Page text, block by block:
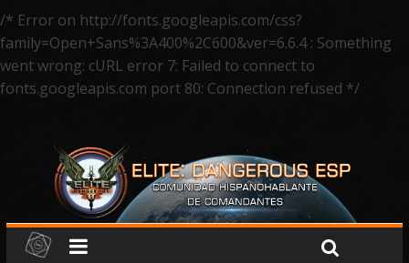
/* Error on http://fonts.googleapis.com/css?
family=Open+Sans%3A400%2C600&ver=6.6.4 : Something
went wrong: cURL error 7: Failed to connect to
fonts.googleapis.com port 80: Connection refused */